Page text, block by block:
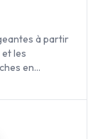
à partir
les
en